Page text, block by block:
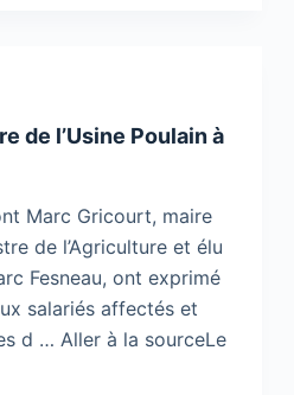
de l’Usine Poulain à
Marc Gricourt, maire
de l’Agriculture et élu
Fesneau, ont exprimé
salariés affectés et
d … Aller à la sourceLe